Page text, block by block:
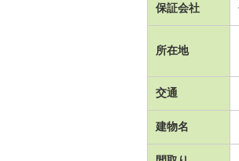
保証会社
所在地
交通
建物名